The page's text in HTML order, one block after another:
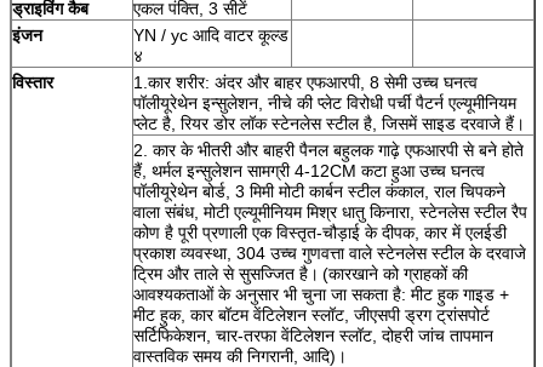
ड्राइविंग कैब
एकल पंक्ति, 3 सीटें
इंजन
YN / yc आदि वाटर कूल्ड
४
विस्तार
1.कार शरीर: अंदर और बाहर एफआरपी, 8 सेमी उच्च घनत्व
पॉलीयूरेथेन इन्सुलेशन, नीचे की प्लेट विरोधी पर्ची पैटर्न एल्यूमीनियम
प्लेट है, रियर डोर लॉक स्टेनलेस स्टील है, जिसमें साइड दरवाजे हैं।
2. कार के भीतरी और बाहरी पैनल बहुलक गाढ़े एफआरपी से बने होते
हैं, थर्मल इन्सुलेशन सामग्री 4-12CM कटा हुआ उच्च घनत्व
पॉलीयूरेथेन बोर्ड, 3 मिमी मोटी कार्बन स्टील कंकाल, राल चिपकने
वाला संबंध, मोटी एल्यूमीनियम मिश्र धातु किनारा, स्टेनलेस स्टील रैप
कोण है पूरी प्रणाली एक विस्तृत-चौड़ाई के दीपक, कार में एलईडी
प्रकाश व्यवस्था, 304 उच्च गुणवत्ता वाले स्टेनलेस स्टील के दरवाजे
ट्रिम और ताले से सुसज्जित है। (कारखाने को ग्राहकों की
आवश्यकताओं के अनुसार भी चुना जा सकता है: मीट हुक गाइड +
मीट हुक, कार बॉटम वेंटिलेशन स्लॉट, जीएसपी ड्रग ट्रांसपोर्ट
सर्टिफिकेशन, चार-तरफा वेंटिलेशन स्लॉट, दोहरी जांच तापमान
वास्तविक समय की निगरानी, ​​आदि)।